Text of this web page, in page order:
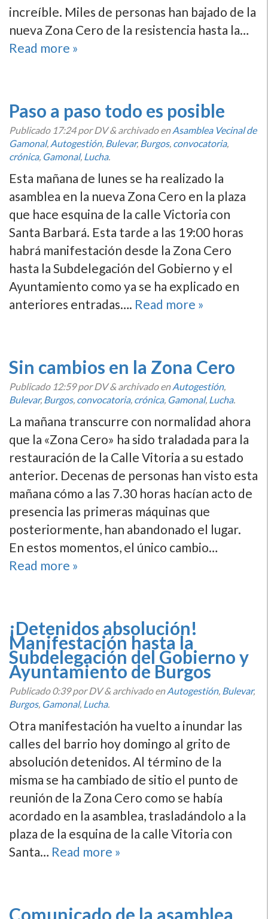
increí­ble. Miles de personas han bajado de la
nueva Zona Cero de la resistencia hasta la…
Read more »
Paso a paso todo es posible
Publicado 17:24por DV&archivado enAsamblea Vecinal de
Gamonal, Autogestión, Bulevar, Burgos, convocatoria,
crónica, Gamonal, Lucha.
Esta mañana de lunes se ha realizado la
asamblea en la nueva Zona Cero en la plaza
que hace esquina de la calle Victoria con
Santa Barbará. Esta tarde a las 19:00 horas
habrá manifestación desde la Zona Cero
hasta la Subdelegación del Gobierno y el
Ayuntamiento como ya se ha explicado en
anteriores entradas…. Read more »
Sin cambios en la Zona Cero
Publicado 12:59por DV&archivado enAutogestión,
Bulevar, Burgos, convocatoria, crónica, Gamonal, Lucha.
La mañana transcurre con normalidad ahora
que la «Zona Cero» ha sido traladada para la
restauración de la Calle Vitoria a su estado
anterior. Decenas de personas han visto esta
mañana cómo a las 7.30 horas hací­an acto de
presencia las primeras máquinas que
posteriormente, han abandonado el lugar.
En estos momentos, el único cambio…
Read more »
¡Detenidos absolución!
Manifestación hasta la
Subdelegación del Gobierno y
Ayuntamiento de Burgos
Publicado0:39por DV&archivado enAutogestión, Bulevar,
Burgos, Gamonal, Lucha.
Otra manifestación ha vuelto a inundar las
calles del barrio hoy domingo al grito de
absolución detenidos. Al término de la
misma se ha cambiado de sitio el punto de
reunión de la Zona Cero como se habí­a
acordado en la asamblea, trasladándolo a la
plaza de la esquina de la calle Vitoria con
Santa… Read more »
Comunicado de la asamblea